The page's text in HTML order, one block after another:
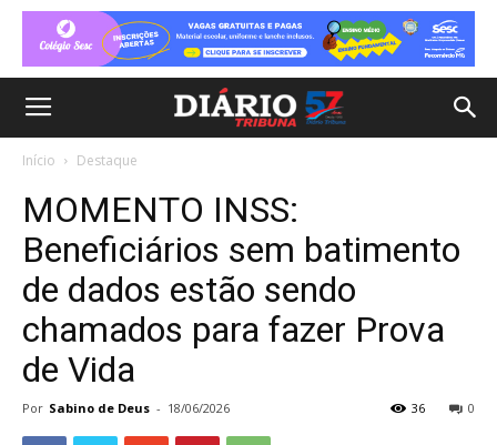
Início Destaque
MOMENTO INSS:
Beneficiários sem batimento
de dados estão sendo
chamados para fazer Prova
de Vida
Por Sabino de Deus - 18/06/2026 0
36